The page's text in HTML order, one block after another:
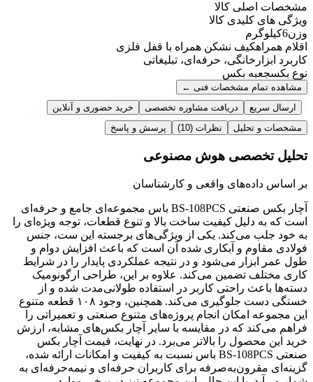
مشخصات اصلی کالا
ویژگی های کلیدی کالا
وزن6کیلوگرم
اقلام همراهکیف نشکن همراه با قفل فلزی
کاربرد ابزار خانگی، حرفه‌ای، تبلیغاتی
نوع بکسجعبه بکس
مشاهده تمام مشخصات فنی ←
ارسال سریع
دریافت مشاوره تخصصی
خرید حضوری و آنلاین
مشخصات و تحلیل
نظرات (10) پرسش و پاسخ
تحلیل تخصصی هوش مصنوعی
بر اساس داده‌های واقعی و کارشناسان
آچار بکس صنعتی BS-108PCS باس مجموعه‌ای جامع و حرفه‌ای
است که به دلیل کیفیت ساخت بالا و تنوع قطعات، توجه ویژه‌ای را
به خود جلب می‌کند. یکی از ویژگی‌های برجسته این ست، جنس
فولادی مقاوم و آبکاری شده آن است که باعث افزایش دوام و
طول عمر ابزار می‌شود و در نتیجه عملکردی پایدار را در شرایط
کاری مختلف تضمین می‌کند. علاوه بر این، طراحی ارگونومیک
دسته‌ها باعث راحتی کاربر در استفاده طولانی‌مدت شده و از
خستگی دست جلوگیری می‌کند. همچنین، وجود ۱۰۸ قطعه متنوع
این مجموعه امکان انجام پروژه‌های متنوع صنعتی و تعمیراتی را
فراهم می‌کند که در مقایسه با سایر آچار بکس‌های مشابه، ارزش
خرید این محصول را بالاتر می‌برد. در نهایت، قیمت آچار بکس
صنعتی BS-108PCS باس نسبت به کیفیت و امکانات ارائه شده،
گزینه‌ای مقرون‌به‌صرفه برای کاربران حرفه‌ای و نیمه‌حرفه‌ای به